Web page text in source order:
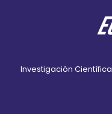
Investigación Científica